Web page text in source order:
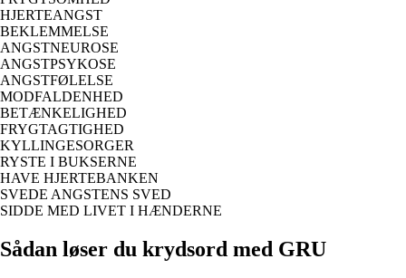
HJERTEANGST
BEKLEMMELSE
ANGSTNEUROSE
ANGSTPSYKOSE
ANGSTFØLELSE
MODFALDENHED
BETÆNKELIGHED
FRYGTAGTIGHED
KYLLINGESORGER
RYSTE I BUKSERNE
HAVE HJERTEBANKEN
SVEDE ANGSTENS SVED
SIDDE MED LIVET I HÆNDERNE
Sådan løser du krydsord med GRU